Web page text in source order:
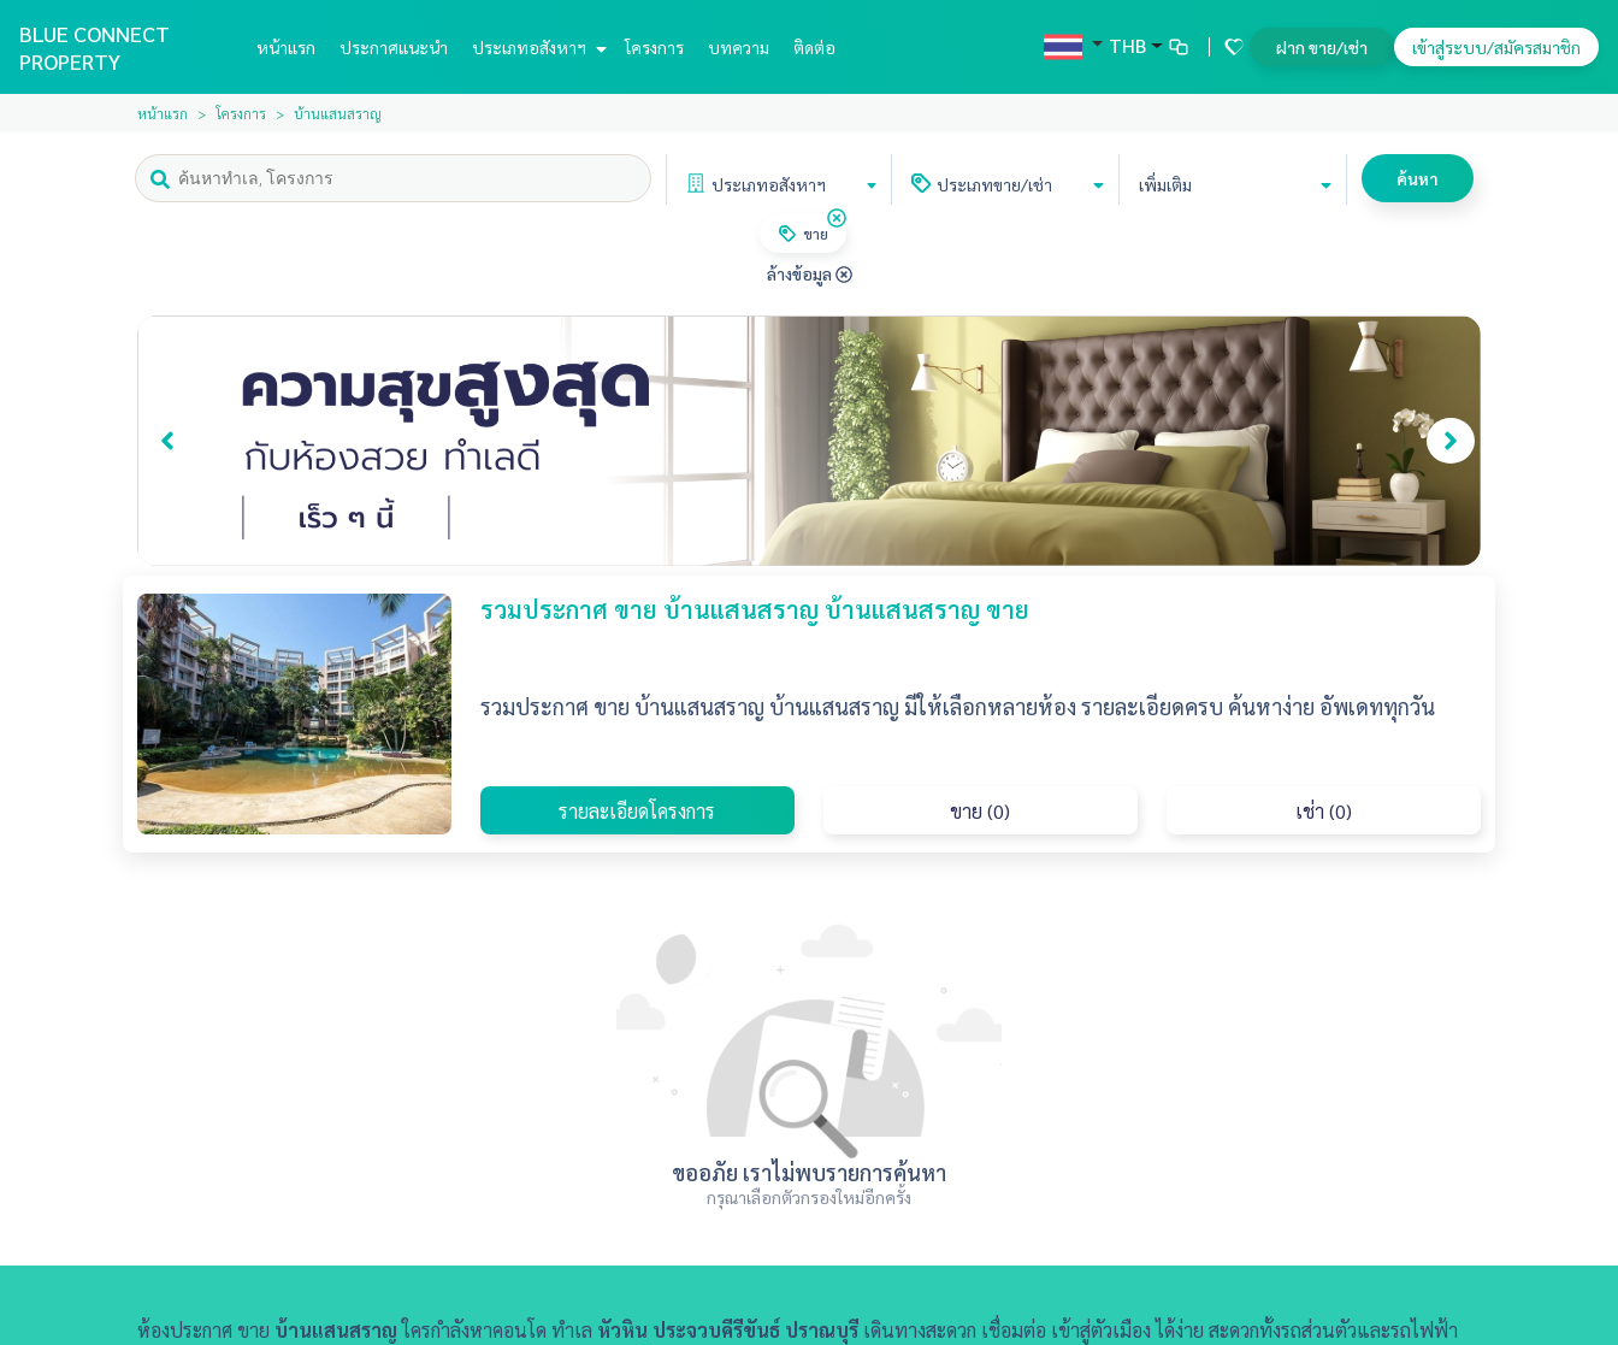
BLUE CONNECT
PROPERTY
หน้าแรก ประกาศแนะนำ ประเภทอสังหาฯ โครงการ บทความ ติดต่อ THB ฝาก ขาย/เช่า เข้าสู่ระบบ/สมัครสมาชิก
หน้าแรก โครงการ บ้านแสนสราญ
ประเภทอสังหาฯ ประเภทขาย/เช่า เพิ่มเติม ค้นหา
ขาย
ล้างข้อมูล
รวมประกาศ ขาย บ้านแสนสราญ บ้านแสนสราญ ขาย
รวมประกาศ ขาย บ้านแสนสราญ บ้านแสนสราญ มีให้เลือกหลายห้อง รายละเอียดครบ ค้นหาง่าย อัพเดททุกวัน
รายละเอียดโครงการ ขาย (0) เช่า (0)
ขออภัย เราไม่พบรายการค้นหา
กรุณาเลือกตัวกรองใหม่อีกครั้ง
ห้องประกาศ ขาย บ้านแสนสราญใครกำลังหาคอนโด ทำเล หัวหิน ประจวบคีรีขันธ์ ปราณบุรี เดินทางสะดวก เชื่อมต่อ เข้าสู่ตัวเมือง ได้ง่าย สะดวกทั้งรถส่วนตัวและรถไฟฟ้า